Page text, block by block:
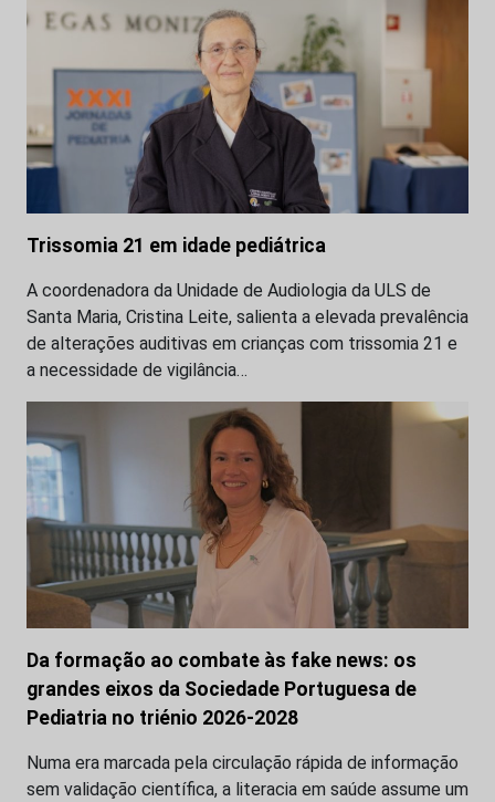
Trissomia 21 em idade pediátrica
A coordenadora da Unidade de Audiologia da ULS de
Santa Maria, Cristina Leite, salienta a elevada prevalência
de alterações auditivas em crianças com trissomia 21 e
a necessidade de vigilância…
Da formação ao combate às fake news: os
grandes eixos da Sociedade Portuguesa de
Pediatria no triénio 2026-2028
Numa era marcada pela circulação rápida de informação
sem validação científica, a literacia em saúde assume um